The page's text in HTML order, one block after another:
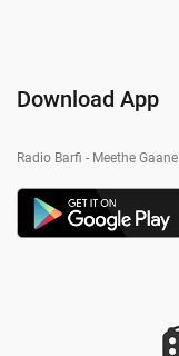
Download App
Radio Barfi - Meethe Gaane